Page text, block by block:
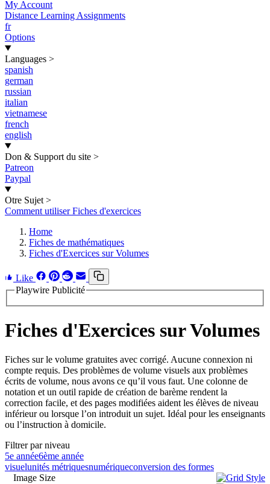
My Account
Distance Learning Assignments
fr
Options
Languages >
spanish
german
russian
italian
vietnamese
french
english
Don & Support du site >
Patreon
Paypal
Otre Sujet >
Comment utiliser Fiches d'exercices
Home
Fiches de mathématiques
Fiches d'Exercices sur Volumes
Like
Playwire Publicité
Fiches d'Exercices sur Volumes
Fiches sur le volume gratuites avec corrigé. Aucune connexion ni
compte requis. Des problèmes de volume visuels aux problèmes
écrits de volume, nous avons ce qu’il vous faut. Une colonne de
notation et un outil rapide de création de barème rendent la
correction facile, et des pages modifiées aident les élèves de niveau
inférieur ou lorsque l’on introduit un sujet. Idéal pour les enseignants
ou l’instruction à domicile.
Filtrer par niveau
5e année6ème année
visuelunités métriquesnumériqueconversion des formes
Image Size